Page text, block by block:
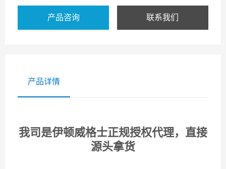
产品咨询 联系我们
产品详情
我司是伊顿威格士正规授权代理，直接
源头拿货